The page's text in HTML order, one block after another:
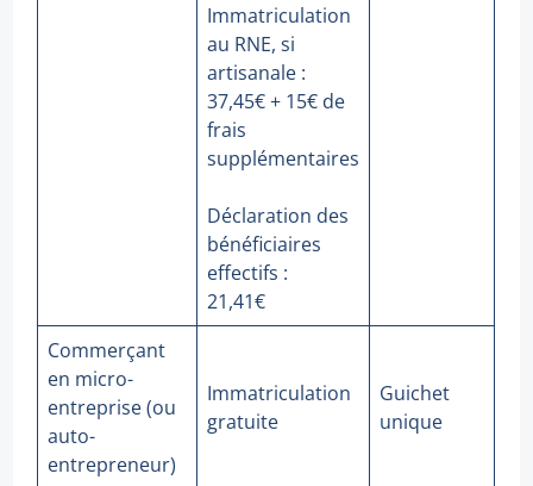
Immatriculation
au RNE, si
artisanale :
37,45€ + 15€ de
frais
supplémentaires
Déclaration des
bénéficiaires
effectifs :
21,41€
Commerçant
en micro-
entreprise (ou
auto-
entrepreneur)
Immatriculation
gratuite
Guichet
unique